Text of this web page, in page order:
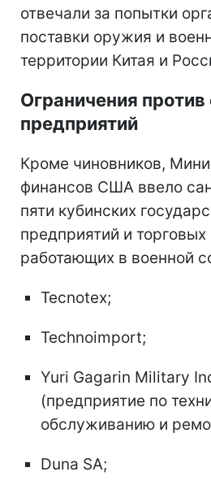
отвечали за попытки
поставки оружия и
территории Китая и
Ограничения
предприятий
Кроме чиновников,
финансов США ввело
пяти кубинских
предприятий и
работающих в военной
Tecnotex;
Technoimport;
Yuri Gagarin Military
(предприятие по
обслуживанию и
Duna SA;